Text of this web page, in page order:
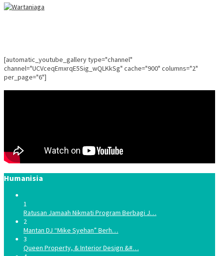
[automatic_youtube_gallery type="channel"
channel="UCVceqEmxrqE5Sig_wQLKkSg" cache="900" columns="2"
per_page="6"]
Humanisia
1
Ratusan Jamaah Nikmati Program Berbagi J…
2
Mantan DJ “Mike Syehan” Berh…
3
Queen Property, & Interior Design &#…